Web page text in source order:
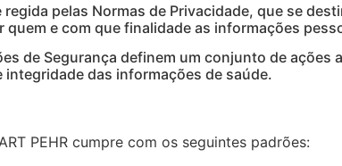
regida pelas Normas de Privacidade, que se
quem e com que finalidade as informações
de Segurança definem um conjunto de
integridade das informações de saúde.
PEHR cumpre com os seguintes padrões: